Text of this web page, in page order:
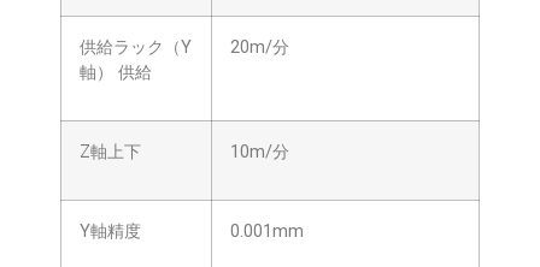
供給ラック（Y
軸） 供給
20m/分
Z軸上下 10m/分
Y軸精度 0.001mm